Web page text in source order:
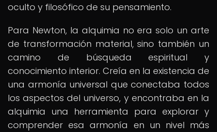
oculto y filosófico de su pensamiento.
Para Newton, la alquimia no era solo un arte
de transformación material, sino también un
camino de búsqueda espiritual y
conocimiento interior. Creía en la existencia de
una armonía universal que conectaba todos
los aspectos del universo, y encontraba en la
alquimia una herramienta para explorar y
comprender esa armonía en un nivel más